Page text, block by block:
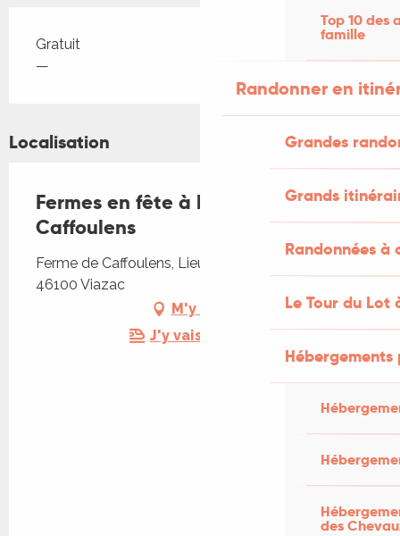
Top 10 des
famille
Randonner en
Grandes
Grands
Randonnées
Le Tour du Lot
des
Tarifs 2026
Gratuit
—
Localisation
Fermes en fête à la Ferme de
Caffoulens
Ferme de Caffoulens, Lieu dit Maison Neuve,
46100 Viazac
M'y rendre
J'y vais en train !